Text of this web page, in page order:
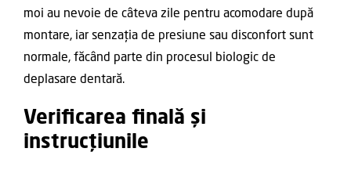
moi au nevoie de câteva zile pentru acomodare după
montare, iar senzația de presiune sau disconfort sunt
normale, făcând parte din procesul biologic de
deplasare dentară.
Verificarea finală și
instrucțiunile